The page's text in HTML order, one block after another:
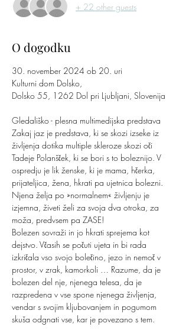
+ 22 other guests
O dogodku
30. november 2024 ob 20. uri
Kulturni dom Dolsko,
Dolsko 55, 1262 Dol pri Ljubljani, Slovenija
Gledališko - plesna multimedijska predstava
Zakaj jaz je predstava, ki se skozi izseke iz
življenja dotika multiple skleroze skozi oči
Tadeje Polanšček, ki se bori s to boleznijo. V
ospredju je lik ženske, ki je mama, hčerka,
prijateljica, žena, hkrati pa ujetnica bolezni.
Njena želja po »normalnem« življenju je
izjemna, živeti želi za svoja dva otroka, za
moža, predvsem pa ZASE!
Bolezen sovraži in jo hkrati sprejema kot
dejstvo. Včasih se počuti ujeta in bi rada
izkričala vso svojo bolečino, jezo in nemoč v
prostor, v zrak, kamorkoli … Razume, da je
bolezen del nje, njenega telesa, da je
razpredena v vse spone njenega življenja,
vendar s svojim kljubovanjem in pogumom
skuša odgnati vse, kar je povezano s tem.